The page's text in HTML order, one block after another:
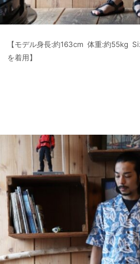
【モデル身長:約163cm 体重:約55kg
を着用】